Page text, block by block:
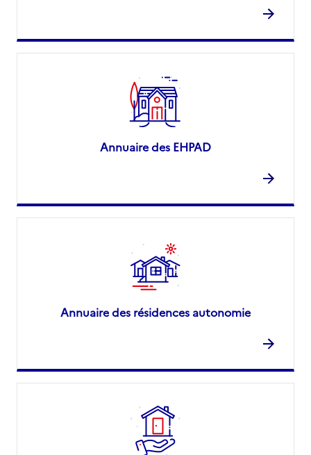
Annuaire des EHPAD
Annuaire des résidences autonomie